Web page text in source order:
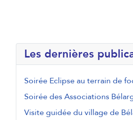
Les dernières
Soirée Eclipse au terrain de
Soirée des Associations
Visite guidée du village de